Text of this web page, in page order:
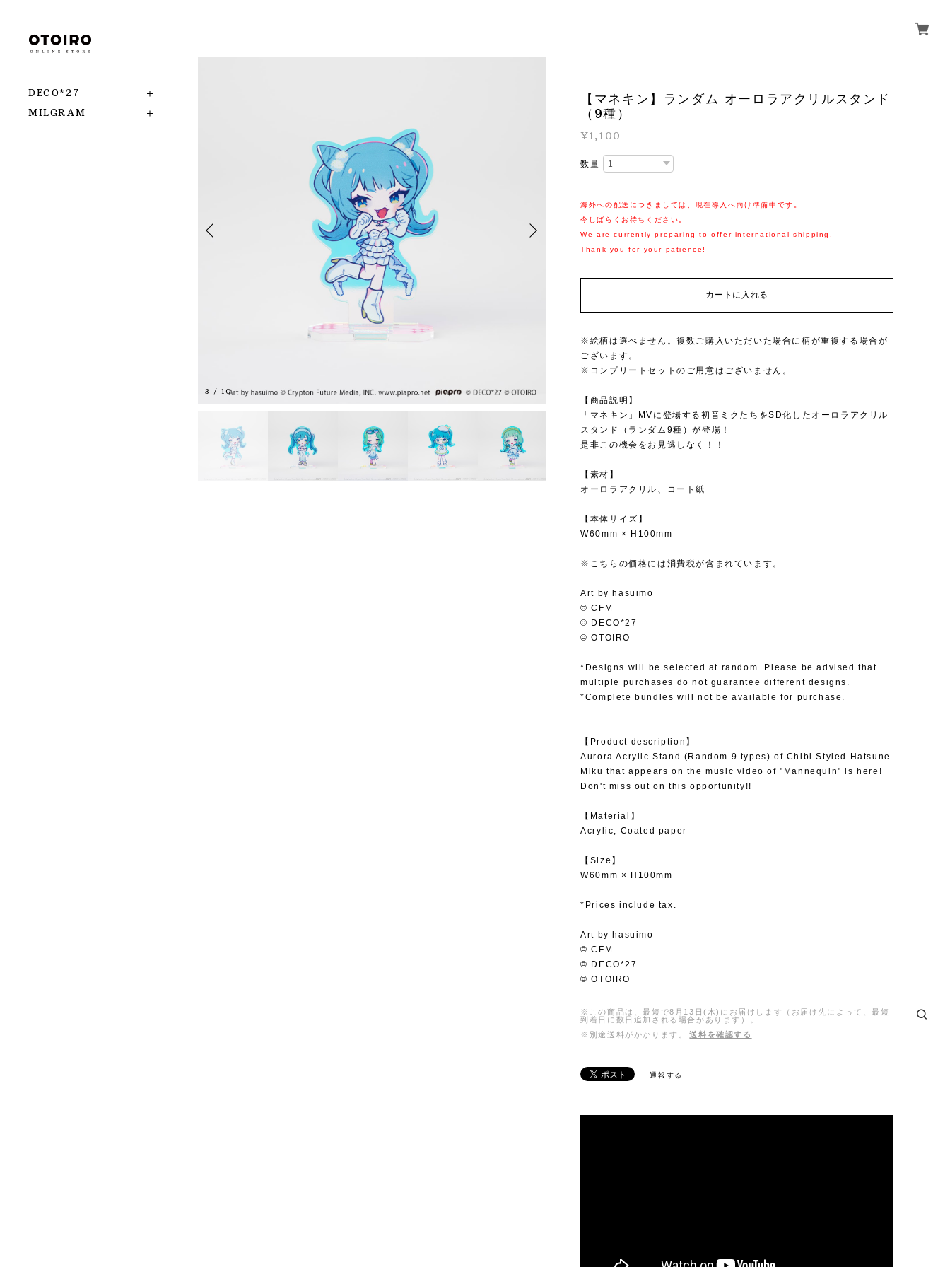
DECO*27
MILGRAM
3 /10
【マネキン】ランダム オーロラアクリルスタンド
（9種）
¥1,100
数量
海外への配送につきましては、現在導入へ向け準備中です。
今しばらくお待ちください。
We are currently preparing to offer international shipping.
Thank you for your patience!
カートに入れる
※絵柄は選べません。複数ご購入いただいた場合に柄が重複する場合が
ございます。
※コンプリートセットのご用意はございません。
【商品説明】
「マネキン」MVに登場する初音ミクたちをSD化したオーロラアクリル
スタンド（ランダム9種）が登場！
是非この機会をお見逃しなく！！
【素材】
オーロラアクリル、コート紙
【本体サイズ】
W60mm × H100mm
※こちらの価格には消費税が含まれています。
Art by hasuimo
© CFM
© DECO*27
© OTOIRO
*Designs will be selected at random. Please be advised that
multiple purchases do not guarantee different designs.
*Complete bundles will not be available for purchase.
【Product description】
Aurora Acrylic Stand (Random 9 types) of Chibi Styled Hatsune
Miku that appears on the music video of "Mannequin" is here!
Don't miss out on this opportunity!!
【Material】
Acrylic, Coated paper
【Size】
W60mm × H100mm
*Prices include tax.
Art by hasuimo
© CFM
© DECO*27
© OTOIRO
※この商品は、最短で8月13日(木)にお届けします（お届け先によって、最短
到着日に数日追加される場合があります）。
※別途送料がかかります。
送料を確認する
通報する